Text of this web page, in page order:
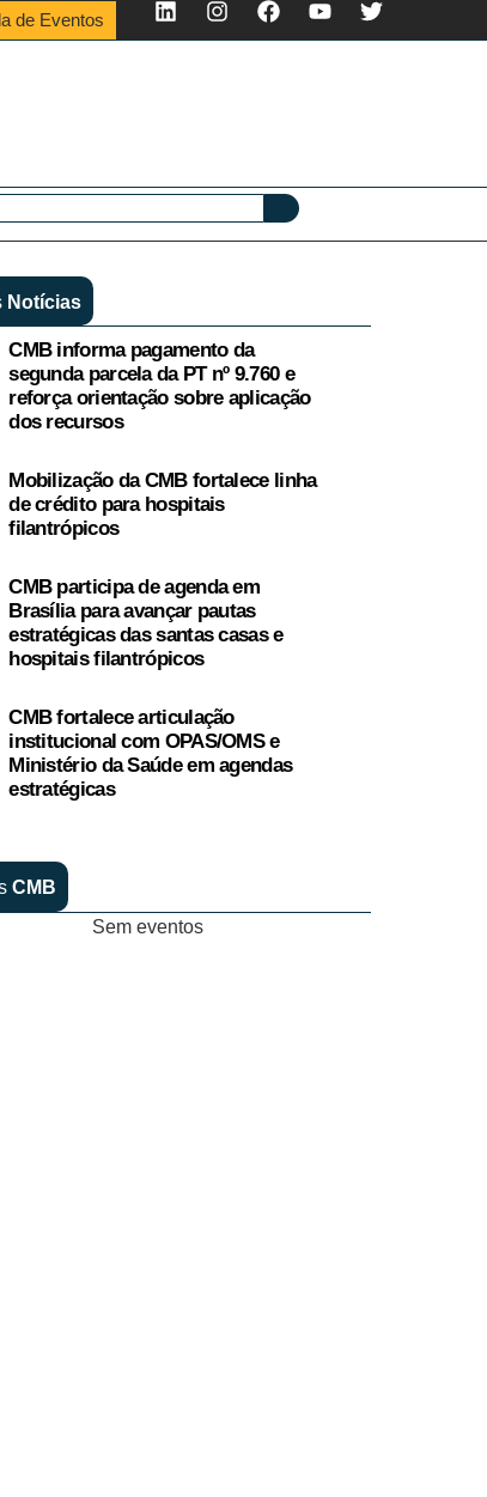
de Eventos
Notícias
CMB informa pagamento da
segunda parcela da PT nº 9.760 e
reforça orientação sobre aplicação
dos recursos
Mobilização da CMB fortalece linha
de crédito para hospitais
filantrópicos
CMB participa de agenda em
Brasília para avançar pautas
estratégicas das santas casas e
hospitais filantrópicos
CMB fortalece articulação
institucional com OPAS/OMS e
Ministério da Saúde em agendas
estratégicas
CMB
Sem eventos